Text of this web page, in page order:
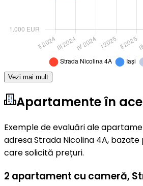
Vezi mai mult
Apartamente în
Exemple de evaluări ale
adresa Strada Nicolina 4A,
care solicită prețuri.
2 apartament cu cameră,